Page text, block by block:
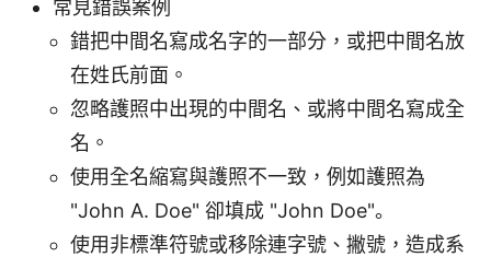
常見錯誤案例
錯把中間名寫成名字的一部分，或把中間名放
在姓氏前面。
忽略護照中出現的中間名、或將中間名寫成全
名。
使用全名縮寫與護照不一致，例如護照為
"John A. Doe" 卻填成 "John Doe"。
使用非標準符號或移除連字號、撇號，造成系